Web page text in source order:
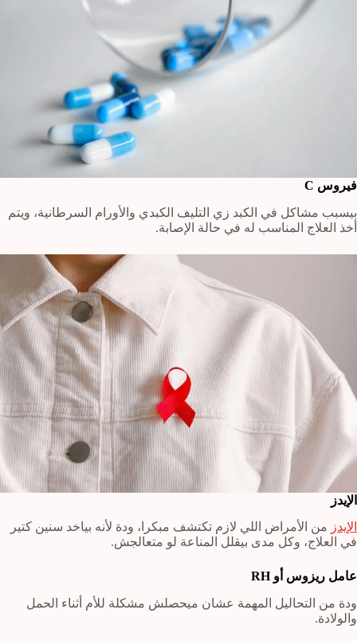
فيروس C
بيسبب مشاكل في الكبد زي التليف الكبدي والأورام السرطانية، ويتم
أخذ العلاج المناسب له في حالة الإصابة.
الإيدز
الإيدز من الأمراض اللي لازم تكتشف مبكرا، ودة لأنه بياخد سنين كتير
في العلاج، وكل مدى بيقلل المناعة لو متعالجش.
عامل ريزوس أو RH
ودة من التحاليل المهمة عشان ميحصلش مشكلة للأم أثناء الحمل
والولادة.